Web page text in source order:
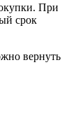
При
срок
вернуть